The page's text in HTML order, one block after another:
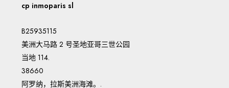
cp inmoparis sl
B25935115
美洲大马路 2 号圣地亚哥三世公园
当地 114.
38660
阿罗纳，拉斯美洲海滩。.